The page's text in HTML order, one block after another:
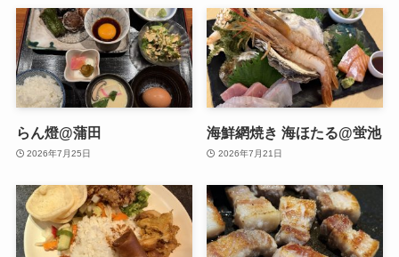
らん燈@蒲田
2026年7月25日
海鮮網焼き 海ほたる@蛍池
2026年7月21日